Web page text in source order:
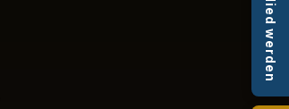
Mitglied werden